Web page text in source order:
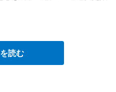
読む